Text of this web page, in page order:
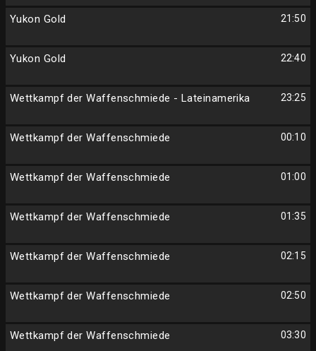
21:50
Yukon Gold
22:40
Yukon Gold
23:25
Wettkampf der Waffenschmiede - Lateinamerika
00:10
Wettkampf der Waffenschmiede
01:00
Wettkampf der Waffenschmiede
01:35
Wettkampf der Waffenschmiede
02:15
Wettkampf der Waffenschmiede
02:50
Wettkampf der Waffenschmiede
03:30
Wettkampf der Waffenschmiede